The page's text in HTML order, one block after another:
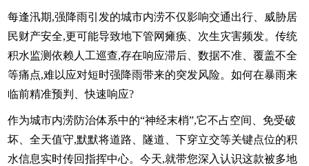
每逢汛期,强降雨引发的城市内涝不仅影响交通出行、威胁居
民财产安全,更可能导致地下管网瘫痪、次生灾害频发。传统
积水监测依赖人工巡查,存在响应滞后、数据不准、覆盖不全
等痛点,难以应对短时强降雨带来的突发风险。如何在暴雨来
临前精准预判、快速响应?
作为城市内涝防治体系中的“神经末梢”,它不占空间、免受破
坏、全天值守,默默将道路、隧道、下穿立交等关键点位的积
水信息实时传回指挥中心。今天,就带您深入认识这款被多地